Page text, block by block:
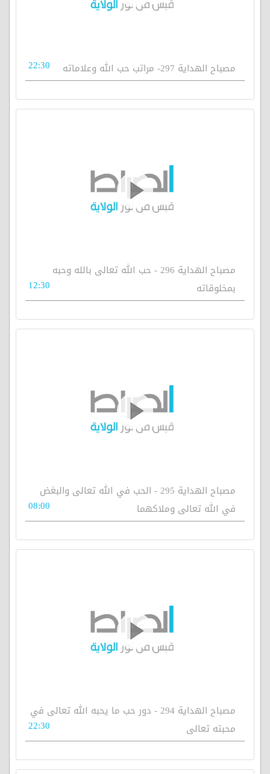
مصباح الهداية 297- مراتب حب الله وعلاماته 22:30
مصباح الهداية 296 - حب الله تعالى بالله وحبه
بمخلوقاته
12:30
مصباح الهداية 295 - الحب في الله تعالى والبغض
في الله تعالى وملاكهما
08:00
مصباح الهداية 294 - دور حب ما يحبه الله تعالى في
محبته تعالى
22:30